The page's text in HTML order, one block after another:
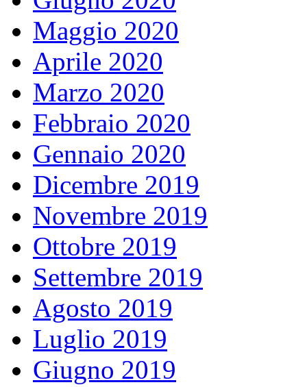
Maggio 2020
Aprile 2020
Marzo 2020
Febbraio 2020
Gennaio 2020
Dicembre 2019
Novembre 2019
Ottobre 2019
Settembre 2019
Agosto 2019
Luglio 2019
Giugno 2019